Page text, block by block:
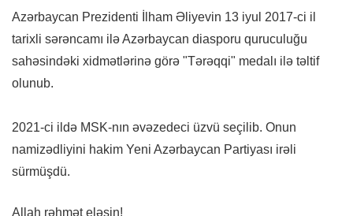
Azərbaycan Prezidenti İlham Əliyevin 13 iyul 2017-ci il
tarixli sərəncamı ilə Azərbaycan diasporu quruculuğu
sahəsindəki xidmətlərinə görə "Tərəqqi" medalı ilə təltif
olunub.
2021-ci ildə MSK-nın əvəzedeci üzvü seçilib. Onun
namizədliyini hakim Yeni Azərbaycan Partiyası irəli
sürmüşdü.
Allah rəhmət eləsin!